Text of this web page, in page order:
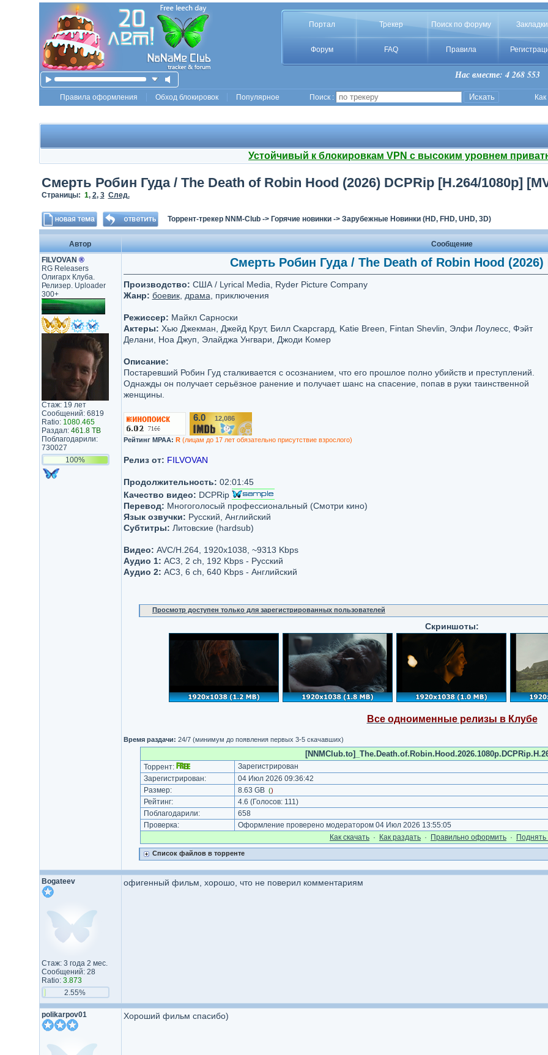
Портал Трекер Поиск по форуму Закладки
Форум FAQ Правила
Нас вместе: 4 268 553
Правила оформления Обход блокировок Популярное Поиск :
Устойчивый к блокировкам VPN с высоким уровнем
Смерть Робин Гуда / The Death of Robin Hood (2026) DCPRip [H.264/1080p]
Страницы: 1, 2, 3 След.
Торрент-трекер NNM-Club-> Горячие новинки-> Зарубежные Новинки (HD, FHD, UHD, 3D)
Автор
Сообщение
FILVOVAN ®
RG Releasers
Олигарх Клуба.
Релизер. Uploader
300+
Стаж: 19 лет
Сообщений: 6819
Ratio: 1080.465
Раздал: 461.8 TB
Поблагодарили:
730027
100%
Смерть Робин Гуда / The Death of Robin Hood (2026)
Производство: США / Lyrical Media, Ryder Picture Company
Жанр: боевик, драма , приключения
Режиссер: Майкл Сарноски
Актеры: Хью Джекман, Джейд Крут, Билл Скарсгард, Katie Breen, Fintan Shevlin, Элфи Лоулесс, Фэйт
Делани, Ноа Джуп, Элайджа Унгвари, Джоди Комер
Описание:
Постаревший Робин Гуд сталкивается с осознанием, что его прошлое полно убийств и преступлений.
Однажды он получает серьёзное ранение и получает шанс на спасение, попав в руки таинственной
женщины.
6.0/10 12,086
Рейтинг MPAA: R(лицам до 17 лет обязательно присутствие взрослого)
Релиз от: FILVOVAN
Продолжительность: 02:01:45
Качество видео: DCPRip
Перевод: Многоголосый профессиональный (Смотри кино)
Язык озвучки: Русский, Английский
Субтитры: Литовские (hardsub)
Видео: AVC/H.264, 1920x1038, ~9313 Kbps
Аудио 1: AC3, 2 ch, 192 Kbps - Русский
Аудио 2: AC3, 6 ch, 640 Kbps - Английский
Просмотр доступен только для зарегистрированных пользователей
Скриншоты:
Все одноименные релизы в Клубе
Время раздачи: 24/7 (минимум до появления первых 3-5 скачавших)
Торрент:
Зарегистрирован
Зарегистрирован:
04 Июл 2026 09:36:42
Размер:
8.63 GB ()
Рейтинг: 4.6 (Голосов: 111)
Поблагодарили:
658
Проверка:
Оформление проверено модератором 04 Июл 2026 13:55:05
Как cкачать · Как раздать · Правильно оформить · Поднять
Список файлов в торренте
Bogateev
Стаж: 3 года 2 мес.
Сообщений: 28
Ratio: 3.873
2.55%
офигенный фильм, хорошо, что не поверил комментариям
polikarpov01 Хороший фильм спасибо)